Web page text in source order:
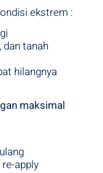
ekstrem :
dan tanah
hilangnya
maksimal
apply